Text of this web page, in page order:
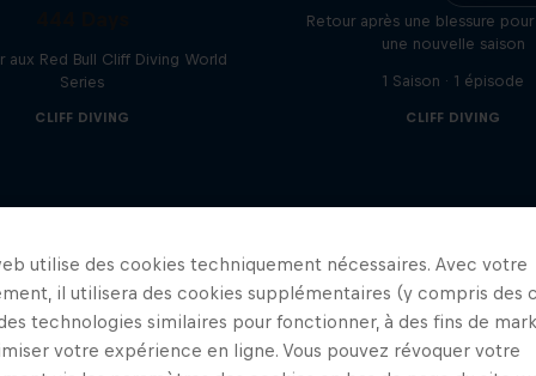
aux Red Bull Cliff Diving World
Series
CLIFF DIVING
Retour après une blessure
une nouvelle saison
1 Saison · 1 épisode
CLIFF DIVING
utilise des cookies techniquement nécessaires. Avec votre
il utilisera des cookies supplémentaires (y compris des
technologies similaires pour fonctionner, à des fins de
votre expérience en ligne. Vous pouvez révoquer votre